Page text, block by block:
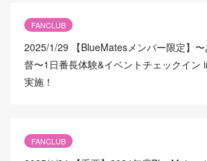
FANCLUB
2025/1/29
【BlueMatesメンバー限定】
督〜1日番長体験&イベントチェックイン
実施！
FANCLUB